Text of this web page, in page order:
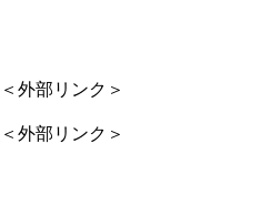
＜外部リンク＞
＜外部リンク＞